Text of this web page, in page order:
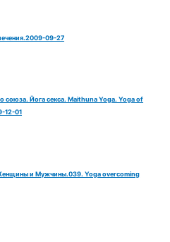
09-27
союза. Йога секса. Maithuna Yoga. Yoga of
12-01
и Мужчины.039. Yoga overcoming